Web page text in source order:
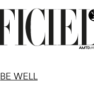
BE WELL